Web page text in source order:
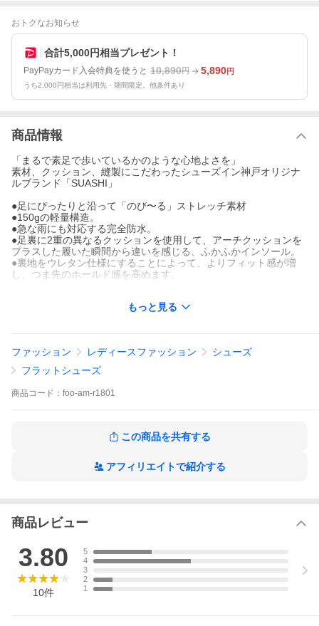
おトクなお知らせ
合計5,000円相当プレゼント！
PayPayカード入会特典を使うと 10,890円 5,890円
うち2,000円相当は利用先・期間限定。他条件あり
商品情報
「まるで素足で歩いているかのような心地よさを」
素材、クッション、縫製にこだわったシューズイン神戸オリジナ
ルブランド「SUASHI」
●足にぴったりと沿って「のび〜る」ストレッチ素材
●150gの軽量構造。
●急な雨にも対応する完全防水。
●足裏に2重の異なるクッションを使用して、アーチクッションを
プラスした履いた瞬間から違いを感じる、ふかふかインソール。
●裏地をウレタン仕様にすることによって、よりフィット感が増
し、つま先のホールド感を高めます。
■ヒール高さ：約1.5cm
■ワイズ：2E+
■重量(23.5cm)：約150g
■素材：合成皮革 ソール：合成ゴム
もっと見る
ファッション レディースファッション
シューズ
フラットシューズ
商品 コード： foo-am-r1801
この商品を共有する
アフィリエイトで紹介する
商品レビュー
3.80
10件
5
4
3
2
1